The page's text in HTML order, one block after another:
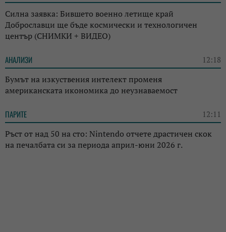
Силна заявка: Бившето военно летище край
Доброславци ще бъде космически и технологичен
център (СНИМКИ + ВИДЕО)
АНАЛИЗИ 12:18
Бумът на изкуствения интелект променя
американската икономика до неузнаваемост
ПАРИТЕ 12:11
Ръст от над 50 на сто: Nintendo отчете драстичен скок
на печалбата си за периода април-юни 2026 г.